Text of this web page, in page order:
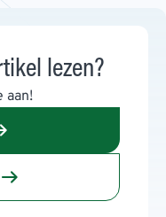
lezen?
aan!